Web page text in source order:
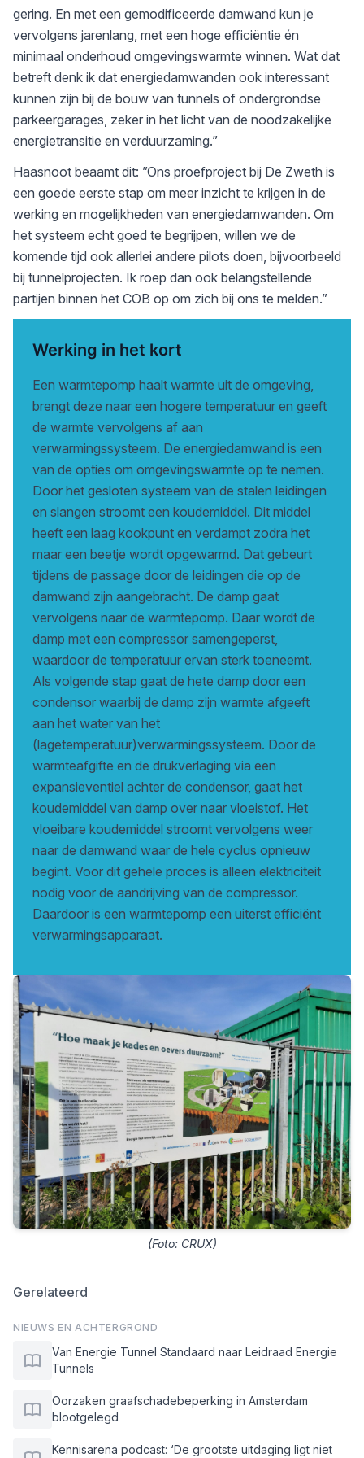
gering. En met een gemodificeerde damwand kun je
vervolgens jarenlang, met een hoge efficiëntie én
minimaal onderhoud omgevingswarmte winnen. Wat dat
betreft denk ik dat energiedamwanden ook interessant
kunnen zijn bij de bouw van tunnels of ondergrondse
parkeergarages, zeker in het licht van de noodzakelijke
energietransitie en verduurzaming.”
Haasnoot beaamt dit: ”Ons proefproject bij De Zweth is
een goede eerste stap om meer inzicht te krijgen in de
werking en mogelijkheden van energiedamwanden. Om
het systeem echt goed te begrijpen, willen we de
komende tijd ook allerlei andere pilots doen, bijvoorbeeld
bij tunnelprojecten. Ik roep dan ook belangstellende
partijen binnen het COB op om zich bij ons te melden.”
Werking in het kort
Een warmtepomp haalt warmte uit de omgeving,
brengt deze naar een hogere temperatuur en geeft
de warmte vervolgens af aan
verwarmingssysteem. De energiedamwand is een
van de opties om omgevingswarmte op te nemen.
Door het gesloten systeem van de stalen leidingen
en slangen stroomt een koudemiddel. Dit middel
heeft een laag kookpunt en verdampt zodra het
maar een beetje wordt opgewarmd. Dat gebeurt
tijdens de passage door de leidingen die op de
damwand zijn aangebracht. De damp gaat
vervolgens naar de warmtepomp. Daar wordt de
damp met een compressor samengeperst,
waardoor de temperatuur ervan sterk toeneemt.
Als volgende stap gaat de hete damp door een
condensor waarbij de damp zijn warmte afgeeft
aan het water van het
(lagetemperatuur)verwarmingssysteem. Door de
warmteafgifte en de drukverlaging via een
expansieventiel achter de condensor, gaat het
koudemiddel van damp over naar vloeistof. Het
vloeibare koudemiddel stroomt vervolgens weer
naar de damwand waar de hele cyclus opnieuw
begint. Voor dit gehele proces is alleen elektriciteit
nodig voor de aandrijving van de compressor.
Daardoor is een warmtepomp een uiterst efficiënt
verwarmingsapparaat.
(Foto: CRUX)
Gerelateerd
NIEUWS EN ACHTERGROND
Van Energie Tunnel Standaard naar Leidraad Energie
Tunnels
Oorzaken graafschadebeperking in Amsterdam
blootgelegd
Kennisarena podcast: ‘De grootste uitdaging ligt niet